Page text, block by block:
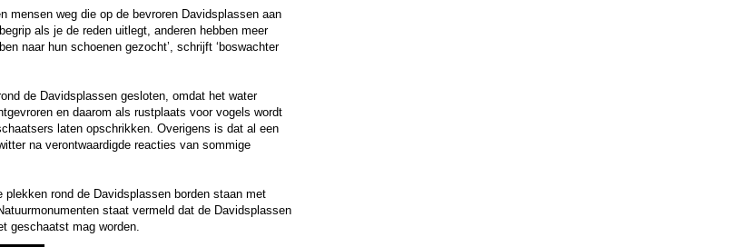
mensen weg die op de bevroren Davidsplassen aan
als je de reden uitlegt, anderen hebben meer
naar hun schoenen gezocht’, schrijft ‘boswachter
de Davidsplassen gesloten, omdat het water
en daarom als rustplaats voor vogels wordt
laten opschrikken. Overigens is dat al een
na verontwaardigde reacties van sommige
rond de Davidsplassen borden staan met
staat vermeld dat de Davidsplassen
geschaatst mag worden.